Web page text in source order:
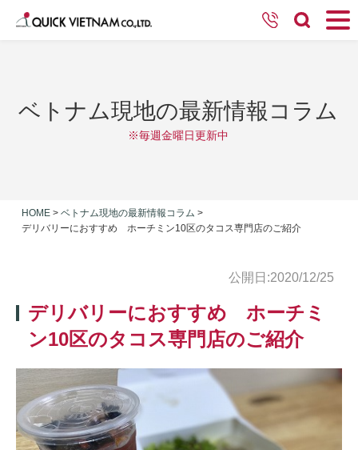
ベトナム現地の最新情報コラム
※毎週金曜日更新中
HOME > ベトナム現地の最新情報コラム >
デリバリーにおすすめ ホーチミン10区のタコス専門店のご紹介
公開日:2020/12/25
デリバリーにおすすめ ホーチミ
ン10区のタコス専門店のご紹介